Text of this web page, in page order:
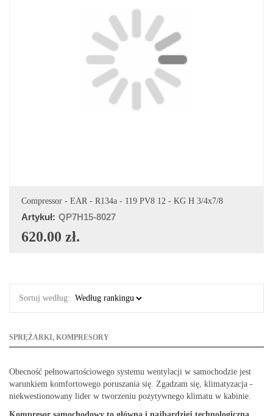
DODAJ DO KOSZYKA
Compressor - EAR - R134a - 119 PV8 12 - KG H 3/4x7/8
Artykuł: QP7H15-8027
620.00 zł.
Sortuj według:
SPRĘŻARKI, KOMPRESORY
Obecność pełnowartościowego systemu wentylacji w samochodzie jest
warunkiem komfortowego poruszania się. Zgadzam się, klimatyzacja -
niekwestionowany lider w tworzeniu pozytywnego klimatu w kabinie.